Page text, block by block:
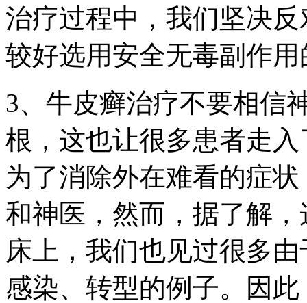
治疗过程中，我们坚决
较好选用安全无毒副作
3、牛皮癣治疗不要相信
根，这也让很多患者走
为了消除外在难看的症
和神医，然而，据了解
床上，我们也见过很多
感染、转型的例子。因